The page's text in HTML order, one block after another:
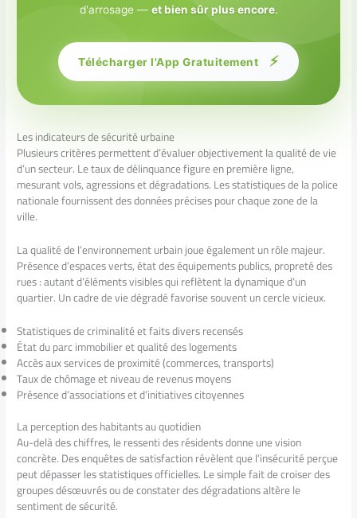
d'arrosage — et bien sûr plus encore.
Télécharger l'App Gratuitement ⚡
Les indicateurs de sécurité urbaine
Plusieurs critères permettent d’évaluer objectivement la qualité de vie
d’un secteur. Le taux de délinquance figure en première ligne,
mesurant vols, agressions et dégradations. Les statistiques de la police
nationale fournissent des données précises pour chaque zone de la
ville.
La qualité de l’environnement urbain joue également un rôle majeur.
Présence d’espaces verts, état des équipements publics, propreté des
rues : autant d’éléments visibles qui reflètent la dynamique d’un
quartier. Un cadre de vie dégradé favorise souvent un cercle vicieux.
Statistiques de criminalité et faits divers recensés
État du parc immobilier et qualité des logements
Accès aux services de proximité (commerces, transports)
Taux de chômage et niveau de revenus moyens
Présence d’associations et d’initiatives citoyennes
La perception des habitants au quotidien
Au-delà des chiffres, le ressenti des résidents donne une vision
concrète. Des enquêtes de satisfaction révèlent que l’insécurité perçue
peut dépasser les statistiques officielles. Le simple fait de croiser des
groupes désœuvrés ou de constater des dégradations altère le
sentiment de sécurité.